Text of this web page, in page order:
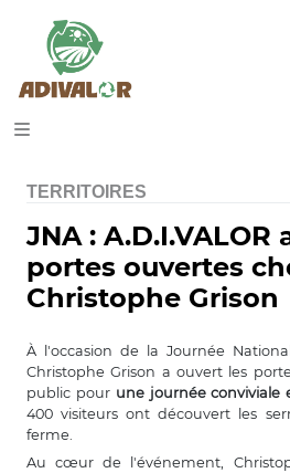
TERRITOIRES
JNA :
portes ouvertes
Christophe Grison
À l'occasion de la Journée
Christophe Grison a ouvert les
public pour une journée conviviale
400 visiteurs ont découvert les
ferme.
Au cœur de l'événement,